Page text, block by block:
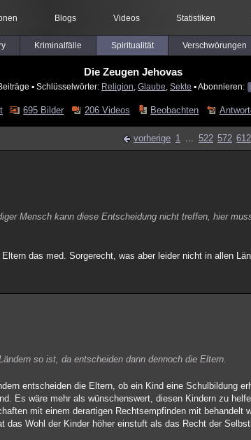
Blogs Videos Statistiken
Kriminalfälle Spiritualität Verschwörungen
Die Zeugen Jehovas
▪ Schlüsselwörter: Religion Glaube Sekte ▪ Abonnieren:
695 Bilder 206 Videos Beobachten
vorherige 1 ... 522 572 612
Mensch kann diese Entscheidung nicht treffen, hier
das med. Sorgerecht, was aber leider nicht in allen
so ist, da entscheiden dann dennoch die Eltern.
entscheiden die Eltern, ob ein Kind eine Schulbildung
Es wäre mehr als wünschenswert, diesen Kindern zu
mit einem derartigen Rechtsempfinden mit
das Wohl der Kinder höher einstuft als das Recht der